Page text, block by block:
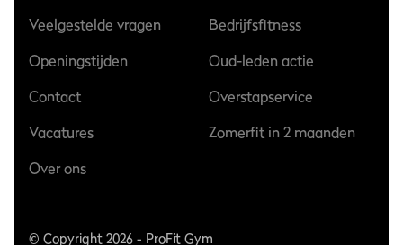
Veelgestelde vragen
Openingstijden
Contact
Vacatures
Over ons
Bedrijfsfitness
Oud-leden actie
Overstapservice
Zomerfit in 2 maanden
© Copyright 2026 - ProFit Gym